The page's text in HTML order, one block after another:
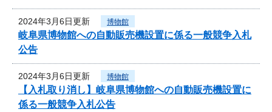
2024年3月6日更新 博物館
岐阜県博物館への自動販売機設置に係る一般競争入札
公告
2024年3月6日更新 博物館
【入札取り消し】岐阜県博物館への自動販売機設置に
係る一般競争入札公告